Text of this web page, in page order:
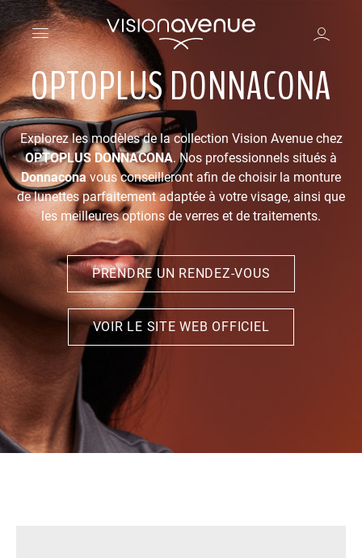
OPTOPLUS DONNACONA
Explorez les modèles de la collection Vision Avenue chez
OPTOPLUS DONNACONA. Nos professionnels situés à
Donnaconavous conseilleront afin de choisir la monture
de lunettes parfaitement adaptée à votre visage, ainsi que
les meilleures options de verres et de traitements.
PRENDRE UN RENDEZ-VOUS
VOIR LE SITE WEB OFFICIEL